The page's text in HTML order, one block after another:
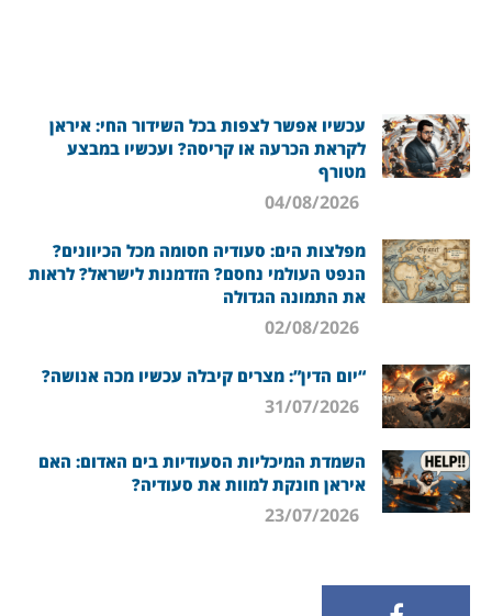
עכשיו אפשר לצפות בכל השידור החי: איראן
לקראת הכרעה או קריסה? ועכשיו במבצע
מטורף
מפלצות הים: סעודיה חסומה מכל הכיוונים?
הנפט העולמי נחסם? הזדמנות לישראל? לראות
את התמונה הגדולה
“יום הדין”: מצרים קיבלה עכשיו מכה אנושה?
השמדת המיכליות הסעודיות בים האדום: האם
איראן חונקת למוות את סעודיה?